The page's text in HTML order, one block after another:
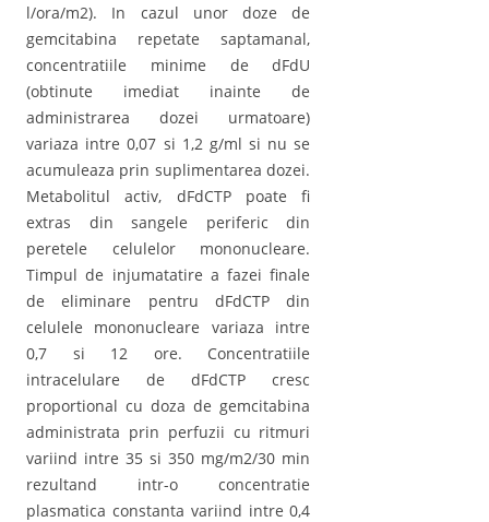
l/ora/m2). In cazul unor doze de
gemcitabina repetate saptamanal,
concentratiile minime de dFdU
(obtinute imediat inainte de
administrarea dozei urmatoare)
variaza intre 0,07 si 1,2 g/ml si nu se
acumuleaza prin suplimentarea dozei.
Metabolitul activ, dFdCTP poate fi
extras din sangele periferic din
peretele celulelor mononucleare.
Timpul de injumatatire a fazei finale
de eliminare pentru dFdCTP din
celulele mononucleare variaza intre
0,7 si 12 ore. Concentratiile
intracelulare de dFdCTP cresc
proportional cu doza de gemcitabina
administrata prin perfuzii cu ritmuri
variind intre 35 si 350 mg/m2/30 min
rezultand intr-o concentratie
plasmatica constanta variind intre 0,4